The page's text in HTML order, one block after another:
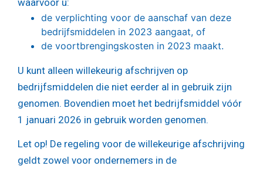
de verplichting voor de aanschaf van deze
bedrijfsmiddelen in 2023 aangaat, of
de voortbrengingskosten in 2023 maakt.
U kunt alleen willekeurig afschrijven op
bedrijfsmiddelen die niet eerder al in gebruik zijn
genomen. Bovendien moet het bedrijfsmiddel vóór
1 januari 2026 in gebruik worden genomen.
Let op! De regeling voor de willekeurige afschrijving
geldt zowel voor ondernemers in de